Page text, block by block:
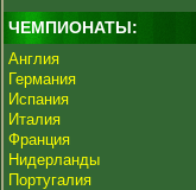
ЧЕМПИОНАТЫ:
Англия
Германия
Испания
Италия
Франция
Нидерланды
Португалия